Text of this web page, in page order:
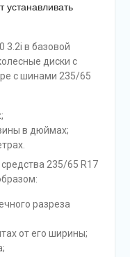
устанавливать
3.2i в базовой
диски с
с шинами 235/65
в дюймах;
235/65 R17
разреза
от его ширины;